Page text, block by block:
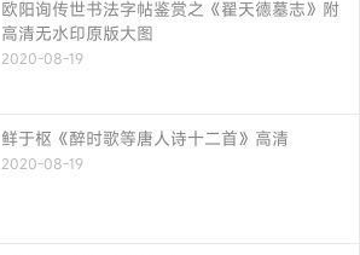
欧阳询传世书法字帖鉴赏之《翟天德墓志》附
高清无水印原版大图
2020-08-19
鲜于枢《醉时歌等唐人诗十二首》高清
2020-08-19